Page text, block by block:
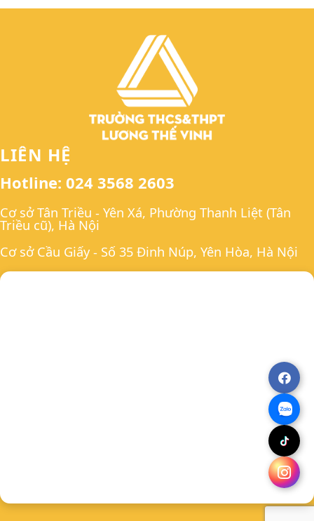
LIÊN HỆ
Hotline: 024 3568 2603
Cơ sở Tân Triều - Yên Xá, Phường Thanh Liệt (Tân
Triều cũ), Hà Nội
Cơ sở Cầu Giấy - Số 35 Đinh Núp, Yên Hòa, Hà Nội